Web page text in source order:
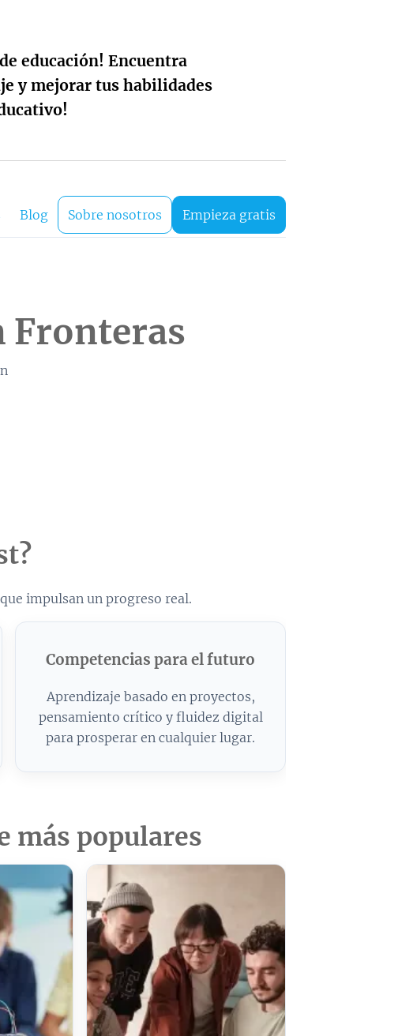
educación! Encuentra
y mejorar tus habilidades
Blog Sobre nosotros Empieza gratis
Fronteras
impulsan un progreso real.
Competencias para el futuro
Aprendizaje basado en proyectos,
pensamiento crítico y fluidez digital
para prosperar en cualquier lugar.
más populares